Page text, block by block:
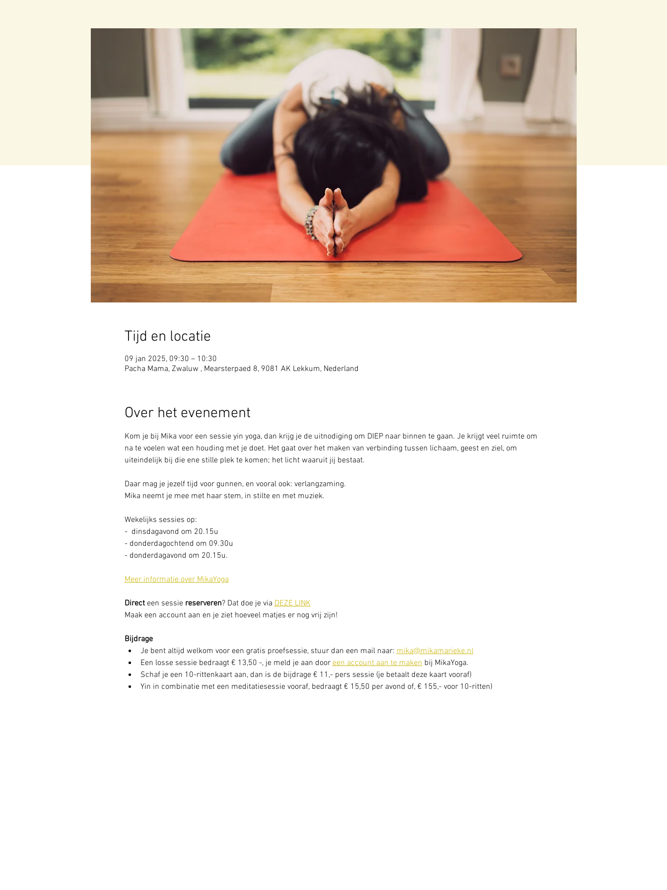
Tijd en locatie
09 jan 2025, 09:30 – 10:30
Pacha Mama, Zwaluw , Mearsterpaed 8, 9081 AK Lekkum, Nederland
Over het evenement
Kom je bij Mika voor een sessie yin yoga, dan krijg je de uitnodiging om DIEP naar binnen te gaan. Je krijgt veel ruimte om
na te voelen wat een houding met je doet. Het gaat over het maken van verbinding tussen lichaam, geest en ziel, om
uiteindelijk bij die ene stille plek te komen; het licht waaruit jij bestaat.
Daar mag je jezelf tijd voor gunnen, en vooral ook: verlangzaming.
Mika neemt je mee met haar stem, in stilte en met muziek.
Wekelijks sessies op:
-  dinsdagavond om 20.15u
- donderdagochtend om 09.30u
- donderdagavond om 20.15u.
Meer informatie over MikaYoga
Direct een sessie reserveren? Dat doe je via DEZE LINK
Maak een account aan en je ziet hoeveel matjes er nog vrij zijn!
Bijdrage
Je bent altijd welkom voor een gratis proefsessie, stuur dan een mail naar: mika@mikamarieke.nl
Een losse sessie bedraagt € 13,50 -, je meld je aan door een account aan te maken bij MikaYoga.
Schaf je een 10-rittenkaart aan, dan is de bijdrage € 11,- pers sessie (je betaalt deze kaart vooraf)
Yin in combinatie met een meditatiesessie vooraf, bedraagt € 15,50 per avond of, € 155,- voor 10-ritten)